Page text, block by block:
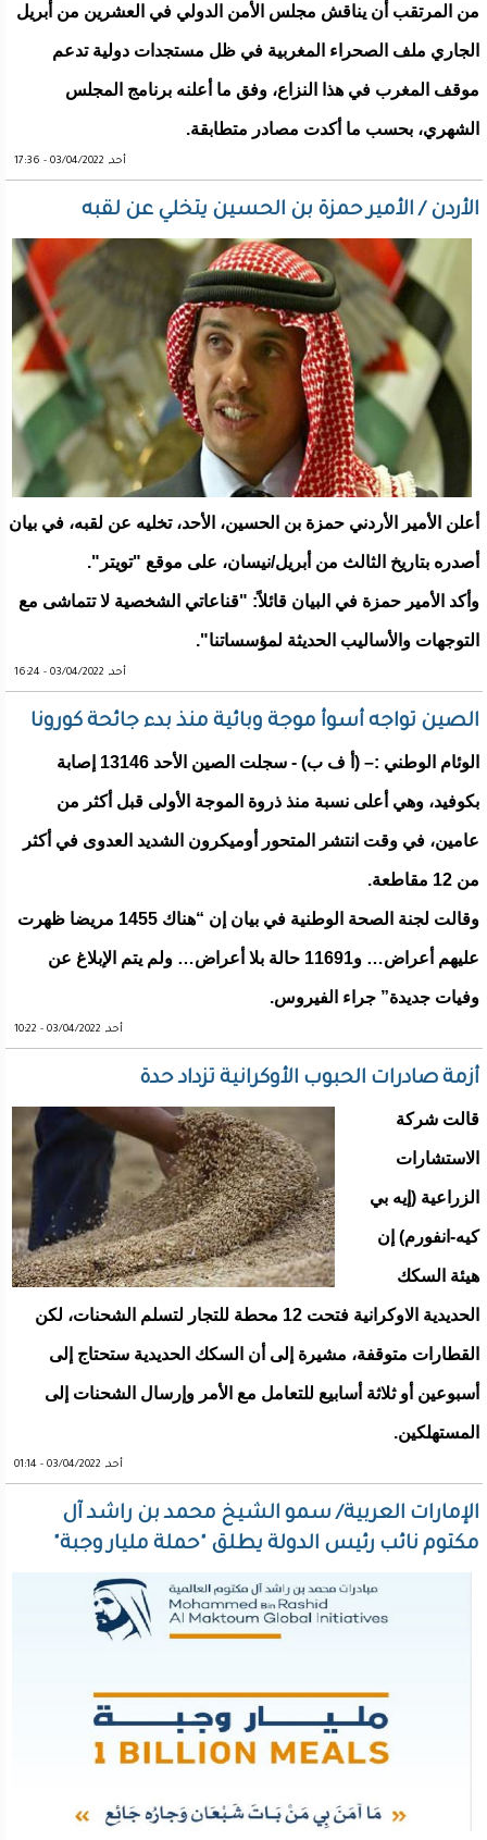
من المرتقب أن يناقش مجلس الأمن الدولي في العشرين من أبريل
الجاري ملف الصحراء المغربية في ظل مستجدات دولية تدعم
موقف المغرب في هذا النزاع، وفق ما أعلنه برنامج المجلس
الشهري، بحسب ما أكدت مصادر متطابقة.
أحد, 03/04/2022 - 17:36
الأردن / الأمير حمزة بن الحسين يتخلي عن لقبه
أعلن الأمير الأردني حمزة بن الحسين، الأحد، تخليه عن لقبه، في بيان
أصدره بتاريخ الثالث من أبريل/نيسان، على موقع "تويتر".
وأكد الأمير حمزة في البيان قائلاً: "قناعاتي الشخصية لا تتماشى مع
التوجهات والأساليب الحديثة لمؤسساتنا".
أحد, 03/04/2022 - 16:24
الصين تواجه أسوأ موجة وبائية منذ بدء جائحة كورونا
الوئام الوطني :– (أ ف ب) - سجلت الصين الأحد 13146 إصابة
بكوفيد، وهي أعلى نسبة منذ ذروة الموجة الأولى قبل أكثر من
عامين، في وقت انتشر المتحور أوميكرون الشديد العدوى في أكثر
من 12 مقاطعة.
وقالت لجنة الصحة الوطنية في بيان إن “هناك 1455 مريضا ظهرت
عليهم أعراض… و11691 حالة بلا أعراض… ولم يتم الإبلاغ عن
وفيات جديدة” جراء الفيروس.
أحد, 03/04/2022 - 10:22
أزمة صادرات الحبوب الأوكرانية تزداد حدة
قالت شركة
الاستشارات
الزراعية (إيه بي
كيه-انفورم) إن
هيئة السكك
الحديدية الاوكرانية فتحت 12 محطة للتجار لتسلم الشحنات، لكن
القطارات متوقفة، مشيرة إلى أن السكك الحديدية ستحتاج إلى
أسبوعين أو ثلاثة أسابيع للتعامل مع الأمر وإرسال الشحنات إلى
المستهلكين.
أحد, 03/04/2022 - 01:14
الإمارات العربية/ سمو الشيخ محمد بن راشد آل
مكتوم نائب رئيس الدولة يطلق "حملة مليار وجبة"